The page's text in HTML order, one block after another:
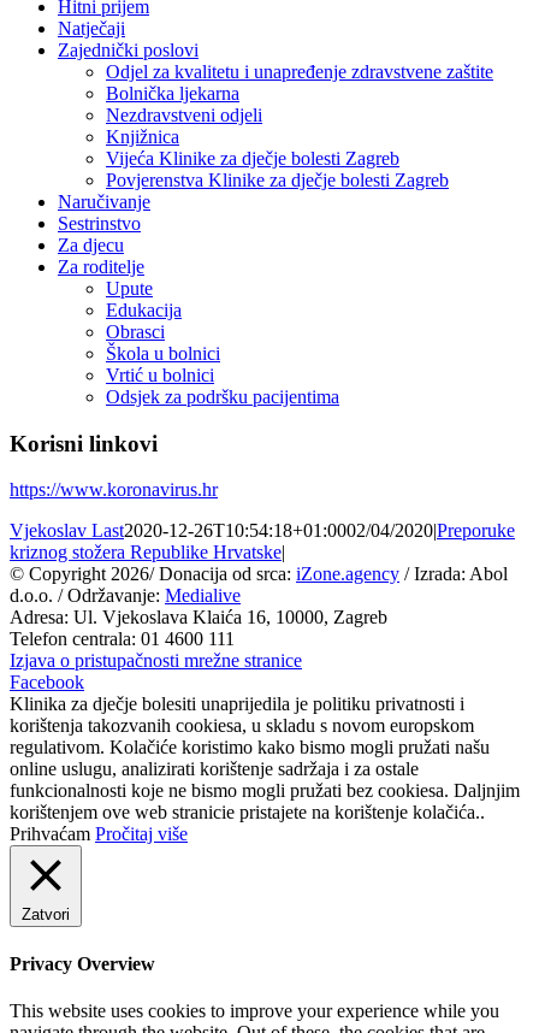
Hitni prijem
Natječaji
Zajednički poslovi
Odjel za kvalitetu i unapređenje zdravstvene zaštite
Bolnička ljekarna
Nezdravstveni odjeli
Knjižnica
Vijeća Klinike za dječje bolesti Zagreb
Povjerenstva Klinike za dječje bolesti Zagreb
Naručivanje
Sestrinstvo
Za djecu
Za roditelje
Upute
Edukacija
Obrasci
Škola u bolnici
Vrtić u bolnici
Odsjek za podršku pacijentima
Korisni linkovi
https://www.koronavirus.hr
Vjekoslav Last2020-12-26T10:54:18+01:0002/04/2020|Preporuke
kriznog stožera Republike Hrvatske|
© Copyright2026/ Donacija od srca: iZone.agency / Izrada: Abol
d.o.o. / Održavanje: Medialive
Adresa: Ul. Vjekoslava Klaića 16, 10000, Zagreb
Telefon centrala: 01 4600 111
Izjava o pristupačnosti mrežne stranice
Facebook
Klinika za dječje bolesiti unaprijedila je politiku privatnosti i
korištenja takozvanih cookiesa, u skladu s novom europskom
regulativom. Kolačiće koristimo kako bismo mogli pružati našu
online uslugu, analizirati korištenje sadržaja i za ostale
funkcionalnosti koje ne bismo mogli pružati bez cookiesa. Daljnjim
korištenjem ove web stranicie pristajete na korištenje kolačića..
Prihvaćam Pročitaj više
Zatvori
Privacy Overview
This website uses cookies to improve your experience while you